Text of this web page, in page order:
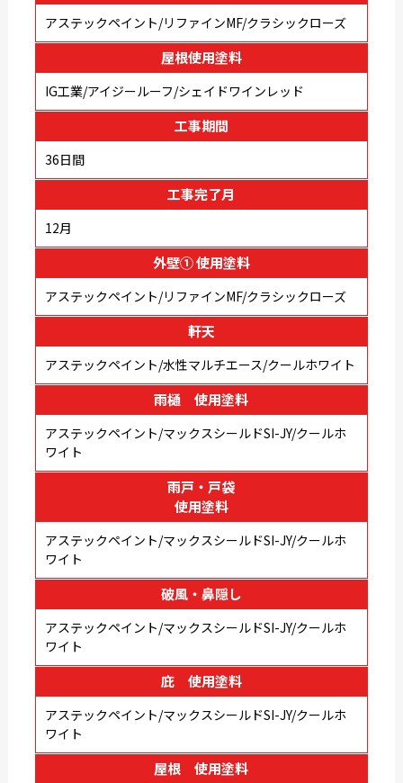
アステックペイント/リファインMF/クラシックローズ
屋根使用塗料
IG工業/アイジールーフ/シェイドワインレッド
工事期間
36日間
工事完了月
12月
外壁① 使用塗料
アステックペイント/リファインMF/クラシックローズ
軒天
アステックペイント/水性マルチエース/クールホワイト
雨樋 使用塗料
アステックペイント/マックスシールドSI-JY/クールホ
ワイト
雨戸・戸袋
使用塗料
アステックペイント/マックスシールドSI-JY/クールホ
ワイト
破風・鼻隠し
アステックペイント/マックスシールドSI-JY/クールホ
ワイト
庇 使用塗料
アステックペイント/マックスシールドSI-JY/クールホ
ワイト
屋根 使用塗料